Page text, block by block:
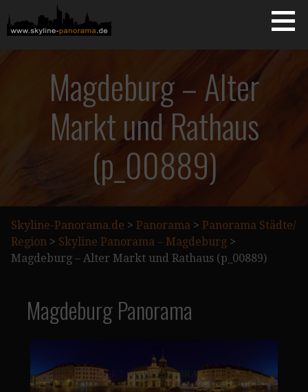
Inhalt
springen
SKYLINE-PANORAMA.DE
Magdeburg – Alter
Markt und Rathaus
(p_00889)
Skyline-Panorama.de > Panorama > Panorama Städte/
Region > Skyline Panorama – Magdeburg >
Magdeburg – Alter Markt und Rathaus (p_00889)
Magdeburg Panorama